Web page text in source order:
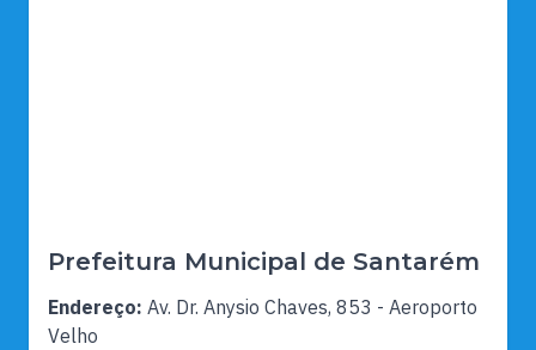
Prefeitura Municipal de Santarém
Endereço: Av. Dr. Anysio Chaves, 853 - Aeroporto
Velho